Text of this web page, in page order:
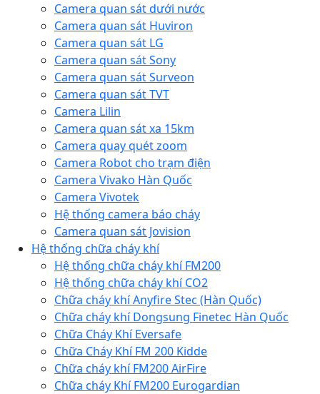
Camera quan sát dưới nước
Camera quan sát Huviron
Camera quan sát LG
Camera quan sát Sony
Camera quan sát Surveon
Camera quan sát TVT
Camera Lilin
Camera quan sát xa 15km
Camera quay quét zoom
Camera Robot cho trạm điện
Camera Vivako Hàn Quốc
Camera Vivotek
Hệ thống camera báo cháy
Camera quan sát Jovision
Hệ thống chữa cháy khí
Hệ thống chữa cháy khí FM200
Hệ thống chữa cháy khí CO2
Chữa cháy khí Anyfire Stec (Hàn Quốc)
Chữa cháy khí Dongsung Finetec Hàn Quốc
Chữa Cháy Khí Eversafe
Chữa Cháy Khí FM 200 Kidde
Chữa cháy khí FM200 AirFire
Chữa cháy Khí FM200 Eurogardian